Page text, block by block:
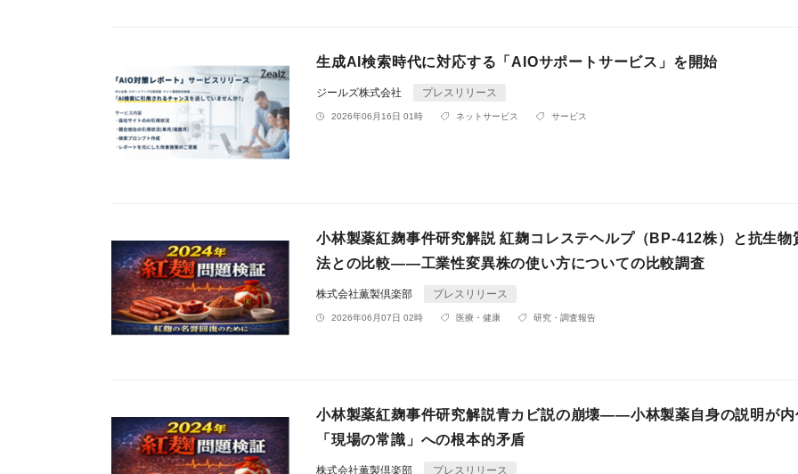
生成AI検索時代に対応する「AIOサポートサービス」を開始
ジールズ株式会社 プレスリリース
2026年06月16日 01時 ネットサービス サービス
小林製薬紅麹事件研究解説 紅麹コレステヘルプ（BP-412株）と抗生物
法との比較——工業性変異株の使い方についての比較調査
株式会社薫製倶楽部 プレスリリース
2026年06月07日 02時 医療・健康 研究・調査報告
小林製薬紅麹事件研究解説青カビ説の崩壊——小林製薬自身の説明が内
「現場の常識」への根本的矛盾
株式会社薫製倶楽部 プレスリリース